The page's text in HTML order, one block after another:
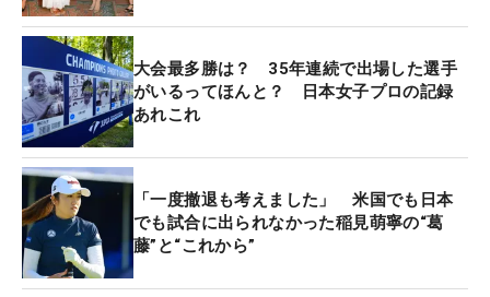
湾）、政田夢乃、與語優奈の新人9人がエントリー
している。
まだこの選手たちの同期、すなわち96期生はレギュ
ラーツアー、下部ステップ・アップ・ツアー通じて
優勝者は出ていない。「NEC軽井沢72ゴルフ」2
位、「ニトリレディス」4位と後半戦好調の政田
や、先週の「ゴルフ5レディス」を8位で終えた菅な
ど、いい状態でこの舞台を迎える選手たちがいきな
りビッグタイトルを…、という筋書きがあっても不
大会最多勝は？ 35年連続で出場した選手
がいるってほんと？ 日本女子プロの記録
あれこれ
「一度撤退も考えました」 米国でも日本
でも試合に出られなかった稲見萌寧の“葛
藤”と“これから”